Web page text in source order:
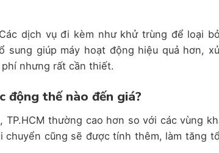
dịch vụ đi kèm như khử trùng để loại
sung giúp máy hoạt động hiệu quả hơn,
nhưng rất cần thiết.
động thế nào đến giá?
thường cao hơn so với các vùng
cũng sẽ được tính thêm, làm tăng